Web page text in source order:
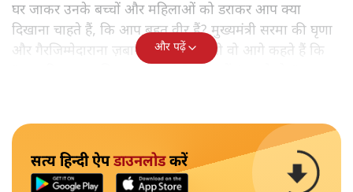
घर जाकर उनके बच्चों और महिलाओं को डराकर आप क्या
दिखाना चाहते हैं, कि आप बहुत वीर हैं? मुख्यमंत्री सरमा की घृणा
और गैरजिम्मेदाराना ज़बान यहीं नहीं रुकती वो आगे कहते हैं कि
और पढ़ें
सत्य हिन्दी ऐपडाउनलोडकरें